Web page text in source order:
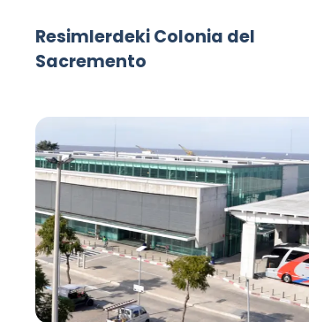
Resimlerdeki Colonia del
Sacremento